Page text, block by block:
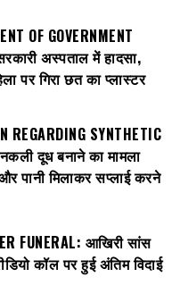
OF GOVERNMENT
अस्पताल में हादसा,
पर गिरा छत का प्लास्टर
REGARDING SYNTHETIC
दूध बनाने का मामला
पानी मिलाकर सप्लाई करने
FUNERAL: आखिरी सांस
कॉल पर हुई अंतिम विदाई